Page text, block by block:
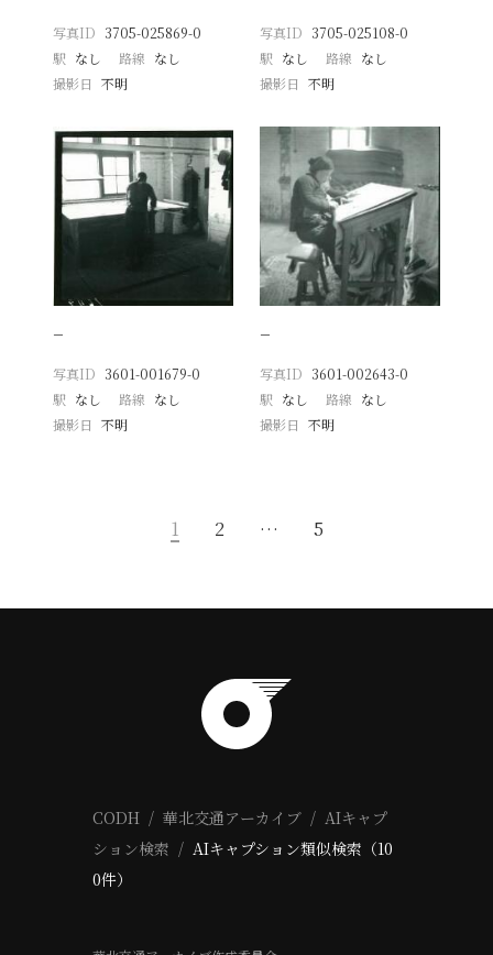
写真ID 3705-025869-0
駅 なし 路線 なし
撮影日
不明
写真ID 3705-025108-0
駅 なし 路線 なし
撮影日 不明
−
写真ID 3601-001679-0
駅 なし 路線 なし
撮影日
不明
−
写真ID 3601-002643-0
駅 なし 路線 なし
撮影日 不明
1 2 … 5
CODH 華北交通アーカイブ
AIキャプ
ション検索
AIキャプション類似検索（10
0件）